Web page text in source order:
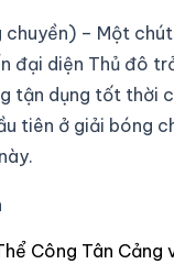
– Một
đại diện Thủ đô
tận dụng tốt thời
tiên ở giải bóng
Công Tân Cảng